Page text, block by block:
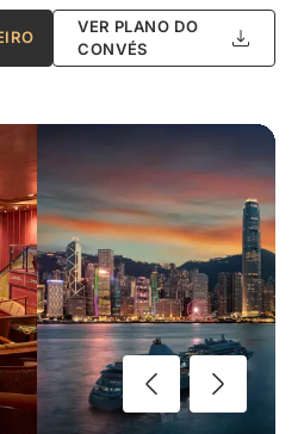
VER PLANO DO
CONVÉS